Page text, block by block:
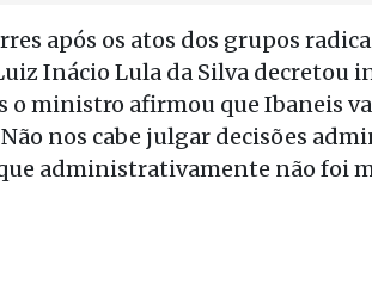
após os atos dos grupos
Inácio Lula da Silva decretou
o ministro afirmou que Ibaneis
nos cabe julgar decisões
administrativamente não foi